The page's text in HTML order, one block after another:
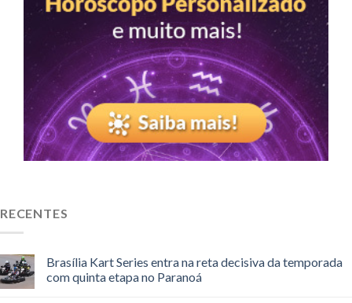
RECENTES
Brasília Kart Series entra na reta decisiva da temporada
com quinta etapa no Paranoá